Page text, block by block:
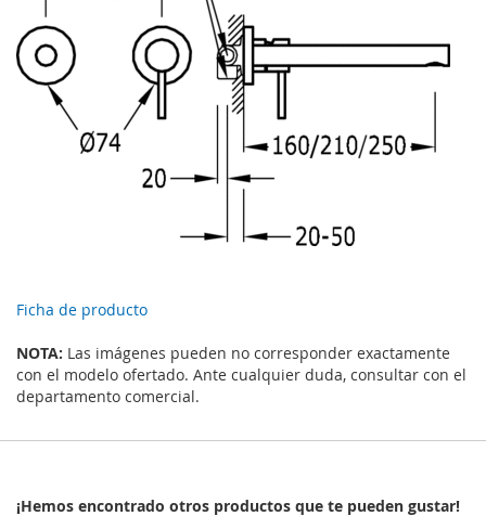
Ficha de producto
NOTA: Las imágenes pueden no corresponder exactamente
con el modelo ofertado. Ante cualquier duda, consultar con el
departamento comercial.
¡Hemos encontrado otros productos que te pueden gustar!